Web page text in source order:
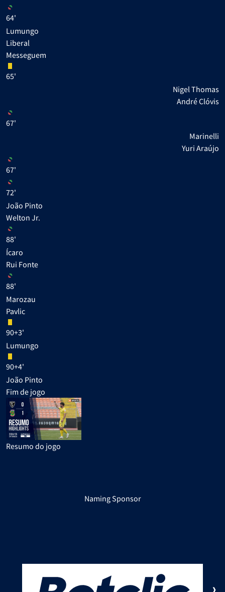
64'
Lumungo
Liberal
Messeguem
65'
Nigel Thomas
André Clóvis
67'
Marinelli
Yuri Araújo
67'
72'
João Pinto
Welton Jr.
88'
Ícaro
Rui Fonte
88'
Marozau
Pavlic
90+3'
Lumungo
90+4'
João Pinto
Fim de jogo
Resumo do jogo
Naming Sponsor